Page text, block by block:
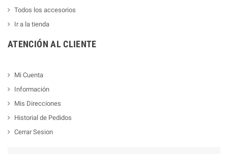
Todos los accesorios
Ir a la tienda
ATENCIÓN AL CLIENTE
Mi Cuenta
Información
Mis Direcciones
Historial de Pedidos
Cerrar Sesion